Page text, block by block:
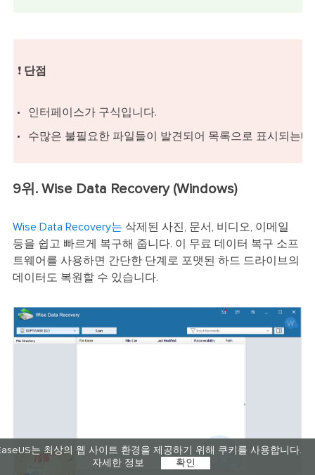
는 최상의 웹 사이트 환경을 제공하기 위해 쿠키를 사용합니다.
자세한 정보
확인
❗ 단점
인터페이스가 구식입니다.
수많은 불필요한 파일들이 발견되어 목록으로 표시되는
9위. Wise Data Recovery (Windows)
Wise Data Recovery는 삭제된 사진, 문서, 비디오, 이메일
등을 쉽고 빠르게 복구해 줍니다. 이 무료 데이터 복구 소프
트웨어를 사용하면 간단한 단계로 포맷된 하드 드라이브의
데이터도 복원할 수 있습니다.